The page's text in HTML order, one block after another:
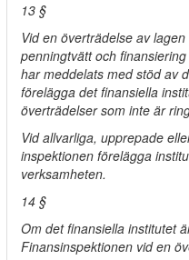
13 §
Vid en överträdelse av lagen
penningtvätt och
har meddelats med stöd av
förelägga det finansiella
överträdelser som inte är
Vid allvarliga, upprepade
inspektionen förelägga
verksamheten.
14 §
Om det finansiella institutet
Finansinspektionen vid en